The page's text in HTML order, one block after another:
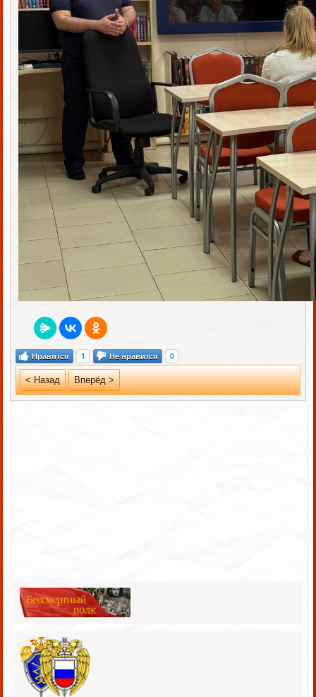
Нравится 1 Не нравится 0
< Назад Вперёд >